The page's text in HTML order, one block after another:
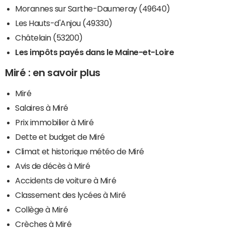
Morannes sur Sarthe-Daumeray (49640)
Les Hauts-d'Anjou (49330)
Châtelain (53200)
Les impôts payés dans le Maine-et-Loire
Miré : en savoir plus
Miré
Salaires à Miré
Prix immobilier à Miré
Dette et budget de Miré
Climat et historique météo de Miré
Avis de décès à Miré
Accidents de voiture à Miré
Classement des lycées à Miré
Collège à Miré
Crèches à Miré